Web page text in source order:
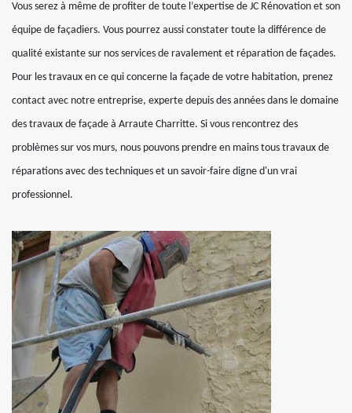
Vous serez à même de profiter de toute l’expertise de JC Rénovation et son
équipe de façadiers. Vous pourrez aussi constater toute la différence de
qualité existante sur nos services de ravalement et réparation de façades.
Pour les travaux en ce qui concerne la façade de votre habitation, prenez
contact avec notre entreprise, experte depuis des années dans le domaine
des travaux de façade à Arraute Charritte. Si vous rencontrez des
problèmes sur vos murs, nous pouvons prendre en mains tous travaux de
réparations avec des techniques et un savoir-faire digne d'un vrai
professionnel.